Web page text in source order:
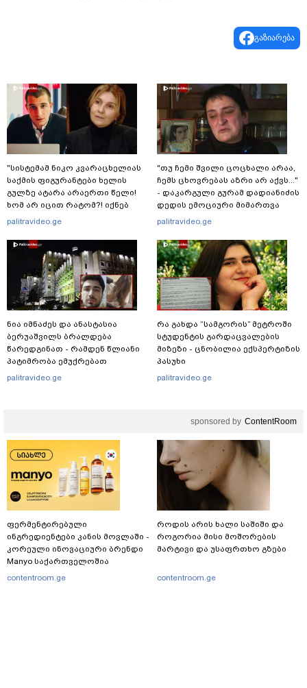
გაზიარება
"სისტემამ ნიკო კვარაცხელიას
საქმის ფიგურანტები ხელის
გულზე ატარა არაერთი წელი!
ხომ არ იცით რატომ?! იქნებ
იმიტომ რომ თავად
კვარაცხელიას დედა
განცხადებას ავრცელებს
palitravideo.ge
ნია იმნაძეს და ანასტასია
ბერუაშვილს ბრალდება
წარედგინათ - რამდენ წლიანი
პატიმრობა ემუქრებათ
არასრულწლოვნებს?
palitravideo.ge
"თუ ჩემი შვილი ცოცხალი არაა,
ჩემს ცხოვრებას აზრი არ აქვს..."
- დაკარგული გურამ დადიანიძის
დედის ემოციური მიმართვა
palitravideo.ge
რა გახდა “სამგორის” მეტროში
სტუდენტის გარდაცვალების
მიზეზი - ცნობილია ექსპერტიზის
პასუხი
palitravideo.ge
sponsored by ContentRoom
ფერმენტირებული
ინგრედიენტები კანის მოვლაში -
კორეული ინოვაციური ბრენდი
Manyo საქართველოშია
contentroom.ge
როდის არის ხალი საშიში და
როგორია მისი მოშორების
მარტივი და უსაფრთხო გზები
contentroom.ge